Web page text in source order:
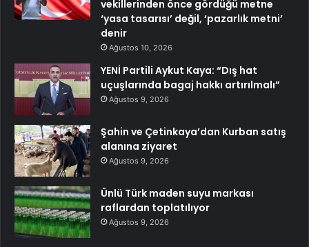
vekillerinden önce gördüğü metne
‘yasa tasarısı’ değil, ‘pazarlık metni’
denir
Ağustos 10, 2026
YENİ Partili Aykut Kaya: “Dış hat
uçuşlarında bagaj hakkı artırılmalı”
Ağustos 9, 2026
Şahin ve Çetinkaya’dan Kurban satış
alanına ziyaret
Ağustos 9, 2026
Ünlü Türk maden suyu markası
raflardan toplatılıyor
Ağustos 9, 2026